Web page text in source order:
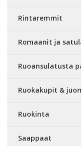
Rintaremmit
Romaanit ja
Ruoansulatusta
Ruokakupit &
Ruokinta
Saappaat